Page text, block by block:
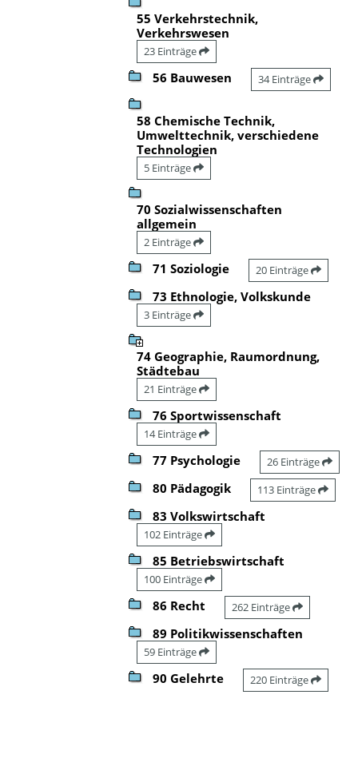
55 Verkehrstechnik,
Verkehrswesen
23 Einträge
56 Bauwesen 34 Einträge
58 Chemische Technik,
Umwelttechnik, verschiedene
Technologien
5 Einträge
70 Sozialwissenschaften
allgemein
2 Einträge
71 Soziologie 20 Einträge
73 Ethnologie, Volkskunde
3 Einträge
74 Geographie, Raumordnung,
Städtebau
21 Einträge
76 Sportwissenschaft
14 Einträge
77 Psychologie 26 Einträge
80 Pädagogik 113 Einträge
83 Volkswirtschaft
102 Einträge
85 Betriebswirtschaft
100 Einträge
86 Recht 262 Einträge
89 Politikwissenschaften
59 Einträge
90 Gelehrte 220 Einträge